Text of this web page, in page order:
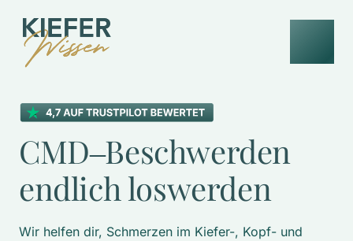
CMD‒
endlich loswerden
Wir helfen dir, Schmerzen im Kiefer-, Kopf- und